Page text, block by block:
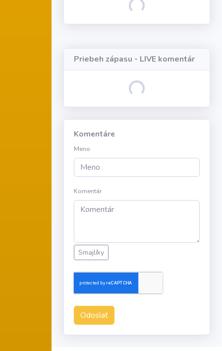
Loading...
Priebeh zápasu - LIVE komentár
Loading...
Komentáre
Meno
Komentár
Smajlíky
Odoslať